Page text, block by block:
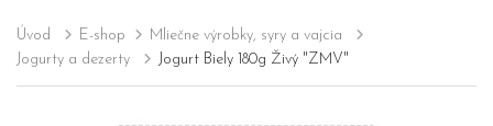
Úvod E-shop
Mliečne výrobky, syry a vajcia
Jogurty a dezerty
Jogurt Biely 180g Živý "ZMV"